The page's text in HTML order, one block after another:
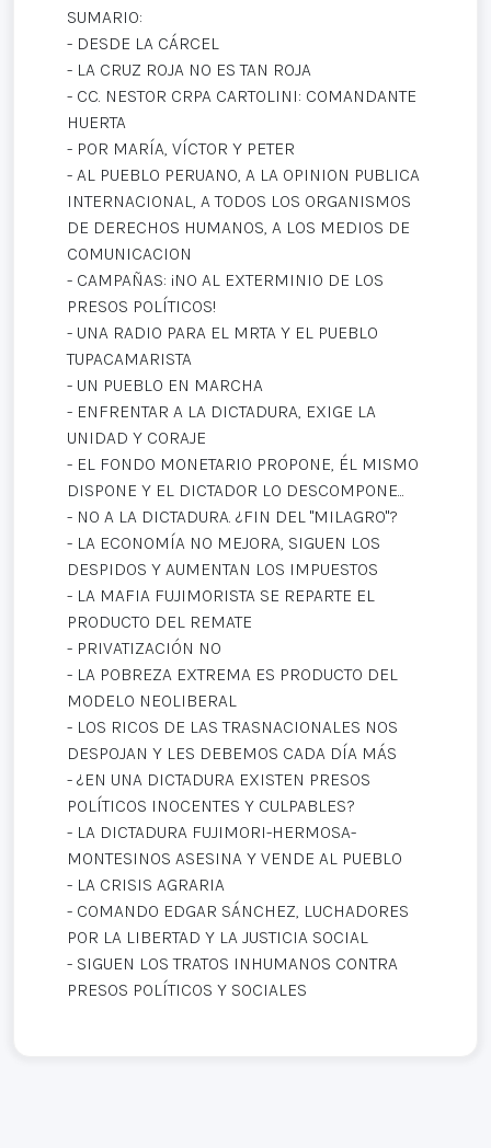
SUMARIO:
- DESDE LA CÁRCEL
- LA CRUZ ROJA NO ES TAN ROJA
- CC. NESTOR CRPA CARTOLINI: COMANDANTE
HUERTA
- POR MARÍA, VÍCTOR Y PETER
- AL PUEBLO PERUANO, A LA OPINION PUBLICA
INTERNACIONAL, A TODOS LOS ORGANISMOS
DE DERECHOS HUMANOS, A LOS MEDIOS DE
COMUNICACION
- CAMPAÑAS: ¡NO AL EXTERMINIO DE LOS
PRESOS POLÍTICOS!
- UNA RADIO PARA EL MRTA Y EL PUEBLO
TUPACAMARISTA
- UN PUEBLO EN MARCHA
- ENFRENTAR A LA DICTADURA, EXIGE LA
UNIDAD Y CORAJE
- EL FONDO MONETARIO PROPONE, ÉL MISMO
DISPONE Y EL DICTADOR LO DESCOMPONE...
- NO A LA DICTADURA. ¿FIN DEL "MILAGRO"?
- LA ECONOMÍA NO MEJORA, SIGUEN LOS
DESPIDOS Y AUMENTAN LOS IMPUESTOS
- LA MAFIA FUJIMORISTA SE REPARTE EL
PRODUCTO DEL REMATE
- PRIVATIZACIÓN NO
- LA POBREZA EXTREMA ES PRODUCTO DEL
MODELO NEOLIBERAL
- LOS RICOS DE LAS TRASNACIONALES NOS
DESPOJAN Y LES DEBEMOS CADA DÍA MÁS
- ¿EN UNA DICTADURA EXISTEN PRESOS
POLÍTICOS INOCENTES Y CULPABLES?
- LA DICTADURA FUJIMORI-HERMOSA-
MONTESINOS ASESINA Y VENDE AL PUEBLO
- LA CRISIS AGRARIA
- COMANDO EDGAR SÁNCHEZ, LUCHADORES
POR LA LIBERTAD Y LA JUSTICIA SOCIAL
- SIGUEN LOS TRATOS INHUMANOS CONTRA
PRESOS POLÍTICOS Y SOCIALES